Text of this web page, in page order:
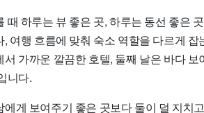
때 하루는 뷰 좋은 곳, 하루는 동선 좋은
여행 흐름에 맞춰 숙소 역할을 다르게
서 가까운 깔끔한 호텔, 둘째 날은 바다
니다.
게 보여주기 좋은 곳보다 둘이 덜 지치